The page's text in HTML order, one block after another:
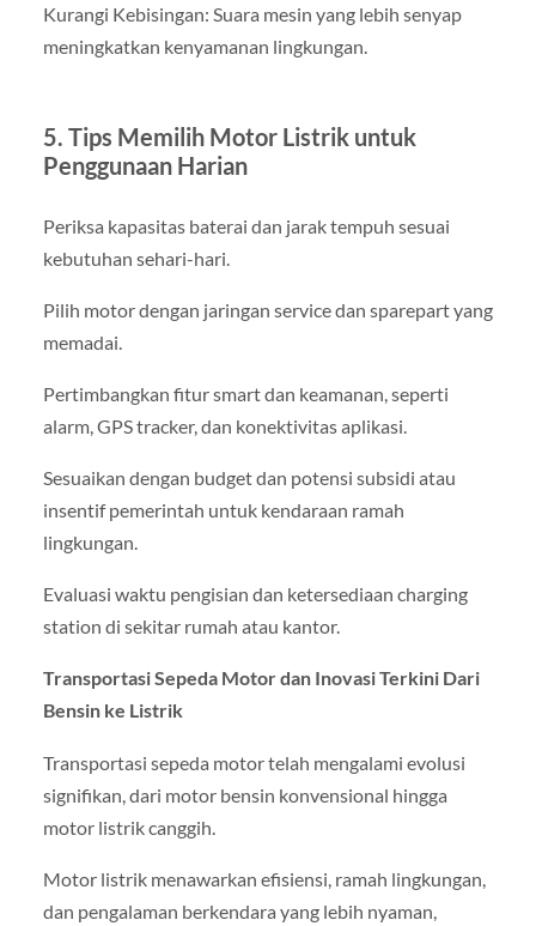
Kurangi Kebisingan: Suara mesin yang lebih senyap
meningkatkan kenyamanan lingkungan.
5. Tips Memilih Motor Listrik untuk
Penggunaan Harian
Periksa kapasitas baterai dan jarak tempuh sesuai
kebutuhan sehari-hari.
Pilih motor dengan jaringan service dan sparepart yang
memadai.
Pertimbangkan fitur smart dan keamanan, seperti
alarm, GPS tracker, dan konektivitas aplikasi.
Sesuaikan dengan budget dan potensi subsidi atau
insentif pemerintah untuk kendaraan ramah
lingkungan.
Evaluasi waktu pengisian dan ketersediaan charging
station di sekitar rumah atau kantor.
Transportasi Sepeda Motor dan Inovasi Terkini Dari
Bensin ke Listrik
Transportasi sepeda motor telah mengalami evolusi
signifikan, dari motor bensin konvensional hingga
motor listrik canggih.
Motor listrik menawarkan efisiensi, ramah lingkungan,
dan pengalaman berkendara yang lebih nyaman,